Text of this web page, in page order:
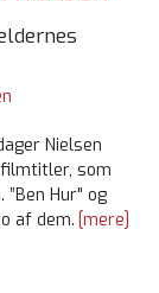
Nielsen
som
Hur" og
af dem. [mere]